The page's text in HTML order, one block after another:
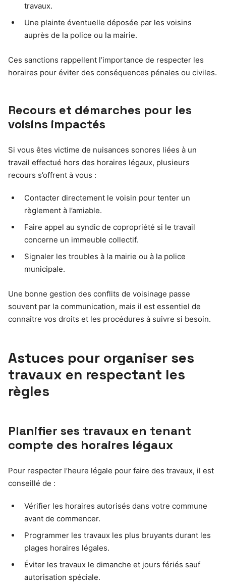
travaux.
Une plainte éventuelle déposée par les voisins
auprès de la police ou la mairie.
Ces sanctions rappellent l’importance de respecter les
horaires pour éviter des conséquences pénales ou civiles.
Recours et démarches pour les
voisins impactés
Si vous êtes victime de nuisances sonores liées à un
travail effectué hors des horaires légaux, plusieurs
recours s’offrent à vous :
Contacter directement le voisin pour tenter un
règlement à l’amiable.
Faire appel au syndic de copropriété si le travail
concerne un immeuble collectif.
Signaler les troubles à la mairie ou à la police
municipale.
Une bonne gestion des conflits de voisinage passe
souvent par la communication, mais il est essentiel de
connaître vos droits et les procédures à suivre si besoin.
Astuces pour organiser ses
travaux en respectant les
règles
Planifier ses travaux en tenant
compte des horaires légaux
Pour respecter l’heure légale pour faire des travaux, il est
conseillé de :
Vérifier les horaires autorisés dans votre commune
avant de commencer.
Programmer les travaux les plus bruyants durant les
plages horaires légales.
Éviter les travaux le dimanche et jours fériés sauf
autorisation spéciale.